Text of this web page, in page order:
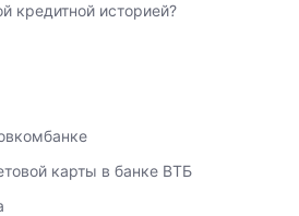
кредитной историей?
карты в банке ВТБ